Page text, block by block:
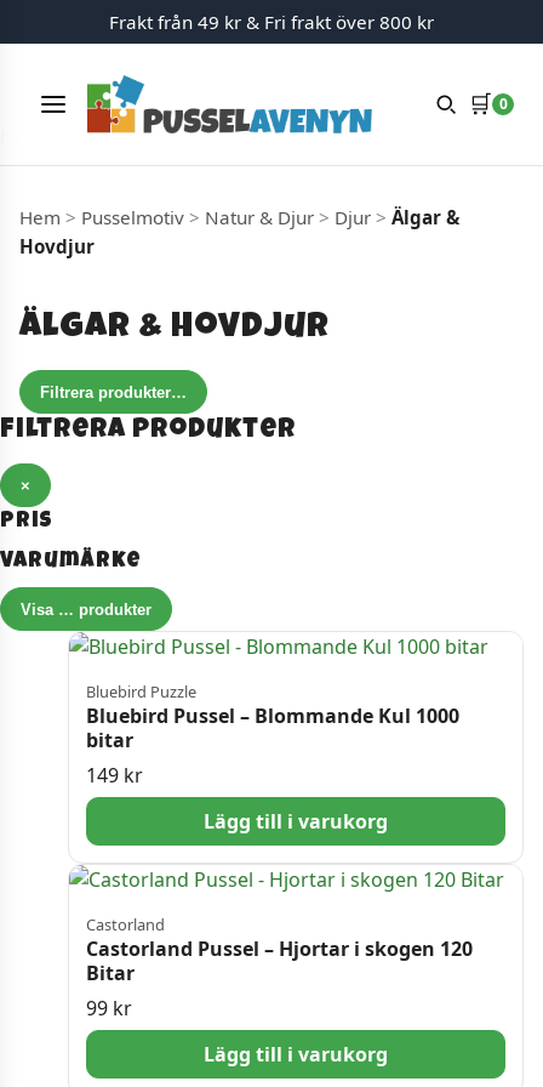
Hoppa till innehåll
Frakt från 49 kr & Fri frakt över 800 kr
Meny 🛒 0
Hem > Pusselmotiv > Natur & Djur > Djur > Älgar &
Hovdjur
Älgar & Hovdjur
Filtrera produkter…
Filtrera produkter
×
Pris
Varumärke
Visa … produkter
Bluebird Puzzle
Bluebird Pussel – Blommande Kul 1000
bitar
149 kr
Lägg till i varukorg
Castorland
Castorland Pussel – Hjortar i skogen 120
Bitar
99 kr
Lägg till i varukorg